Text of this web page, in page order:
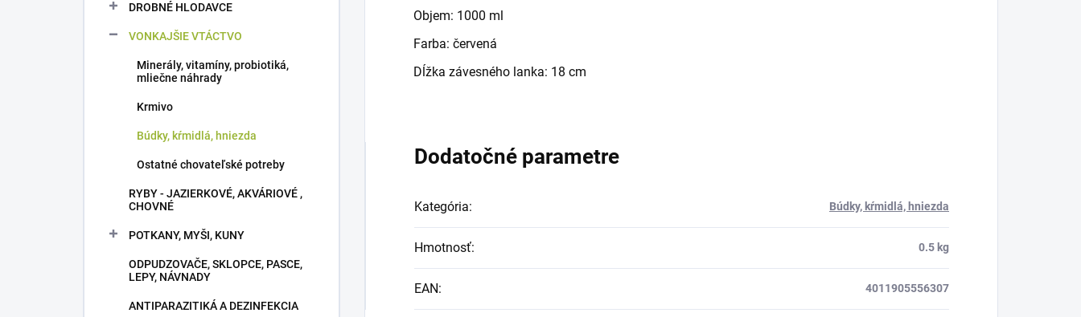
DROBNÉ HLODAVCE
VONKAJŠIE VTÁCTVO
Minerály, vitamíny, probiotiká,
mliečne náhrady
Krmivo
Búdky, kŕmidlá, hniezda
Ostatné chovateľské potreby
RYBY - JAZIERKOVÉ, AKVÁRIOVÉ ,
CHOVNÉ
POTKANY, MYŠI, KUNY
ODPUDZOVAČE, SKLOPCE, PASCE,
LEPY, NÁVNADY
ANTIPARAZITIKÁ A DEZINFEKCIA
Objem: 1000 ml
Farba: červená
Dĺžka závesného lanka: 18 cm
Dodatočné parametre
Kategória: Búdky, kŕmidlá, hniezda
Hmotnosť: 0.5 kg
EAN: 4011905556307